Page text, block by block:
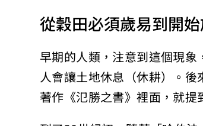
從穀田必須歲易到開
早期的人類，注意到這個現
人會讓土地休息（休耕）。
著作《氾勝之書》裡面，就